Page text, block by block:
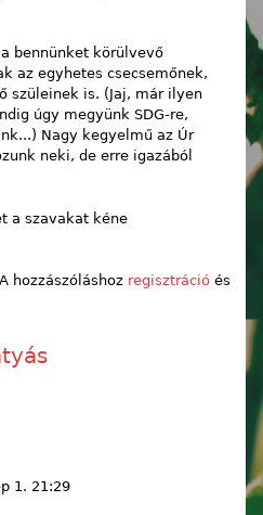
bennünket körülvevő
az egyhetes csecsemőnek,
szüleinek is. (Jaj, már ilyen
úgy megyünk SDG-re,
Nagy kegyelmű az Úr
neki, de erre igazából
a szavakat kéne
off tartalommal
A hozzászóláshoz regisztrációés
1. 21:29